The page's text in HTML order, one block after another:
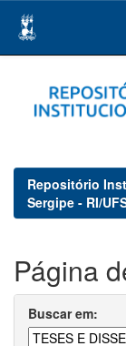
navigation
Repositório
Sergipe - RI/
Página
Buscar em: